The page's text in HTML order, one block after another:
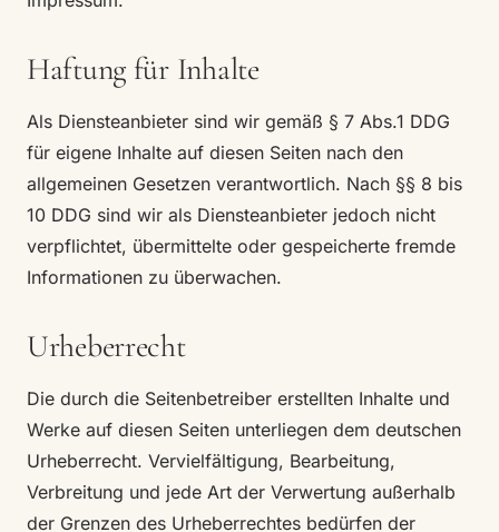
Haftung für Inhalte
Als Diensteanbieter sind wir gemäß § 7 Abs.1 DDG
für eigene Inhalte auf diesen Seiten nach den
allgemeinen Gesetzen verantwortlich. Nach §§ 8 bis
10 DDG sind wir als Diensteanbieter jedoch nicht
verpflichtet, übermittelte oder gespeicherte fremde
Informationen zu überwachen.
Urheberrecht
Die durch die Seitenbetreiber erstellten Inhalte und
Werke auf diesen Seiten unterliegen dem deutschen
Urheberrecht. Vervielfältigung, Bearbeitung,
Verbreitung und jede Art der Verwertung außerhalb
der Grenzen des Urheberrechtes bedürfen der